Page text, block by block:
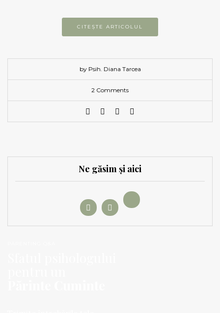
CITEȘTE ARTICOLUL
by Psih. Diana Tarcea
2 Comments
Ne găsim și aici